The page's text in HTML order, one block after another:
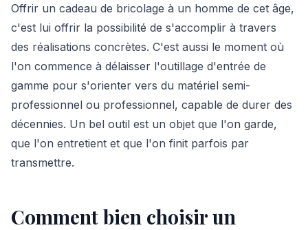
Offrir un cadeau de bricolage à un homme de cet âge,
c'est lui offrir la possibilité de s'accomplir à travers
des réalisations concrètes. C'est aussi le moment où
l'on commence à délaisser l'outillage d'entrée de
gamme pour s'orienter vers du matériel semi-
professionnel ou professionnel, capable de durer des
décennies. Un bel outil est un objet que l'on garde,
que l'on entretient et que l'on finit parfois par
transmettre.
Comment bien choisir un